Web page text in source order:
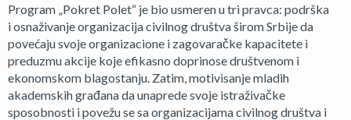
Program „Pokret Polet“ je bio usmeren u tri pravca: podrška
i osnaživanje organizacija civilnog društva širom Srbije da
povećaju svoje organizacione i zagovaračke kapacitete i
preduzmu akcije koje efikasno doprinose društvenom i
ekonomskom blagostanju. Zatim, motivisanje mladih
akademskih građana da unaprede svoje istraživačke
sposobnosti i povežu se sa organizacijama civilnog društva i